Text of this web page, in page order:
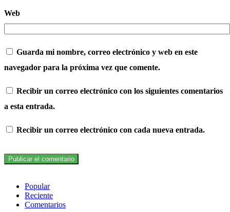
Web
Guarda mi nombre, correo electrónico y web en este
navegador para la próxima vez que comente.
Recibir un correo electrónico con los siguientes comentarios
a esta entrada.
Recibir un correo electrónico con cada nueva entrada.
Popular
Reciente
Comentarios